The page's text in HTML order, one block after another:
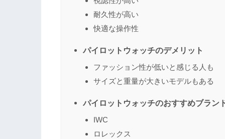
耐久性が高い
快適な操作性
パイロットウォッチのデメリット
ファッション性が低いと感じる人も
サイズと重量が大きいモデルもある
パイロットウォッチのおすすめブラン
IWC
ロレックス